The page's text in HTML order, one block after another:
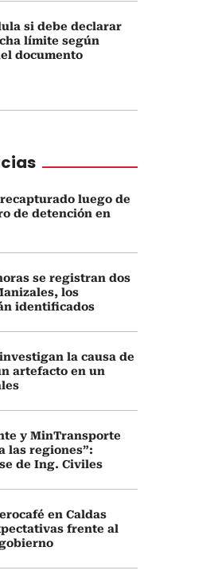
si debe declarar
límite según
documento
recapturado luego de
de detención en
se registran dos
los
identificados
la causa de
artefacto en un
y MinTransporte
las regiones”:
de Ing. Civiles
en Caldas
frente al